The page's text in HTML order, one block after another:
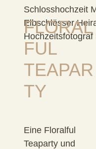
FLORAL
FUL
TEAPAR
TY
Eine Floralful
Teaparty und